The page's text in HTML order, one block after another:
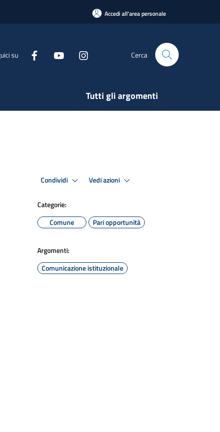
Accedi all'area personale
su Cerca
Tutti gli argomenti
Condividi Vedi azioni
Categorie:
Comune
Pari opportunità
Argomenti:
Comunicazione istituzionale